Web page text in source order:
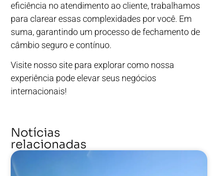
eficiência no atendimento ao cliente, trabalhamos
para clarear essas complexidades por você. Em
suma, garantindo um processo de fechamento de
câmbio seguro e contínuo.
Visite nosso site para explorar como nossa
experiência pode elevar seus negócios
internacionais!
Notícias
relacionadas